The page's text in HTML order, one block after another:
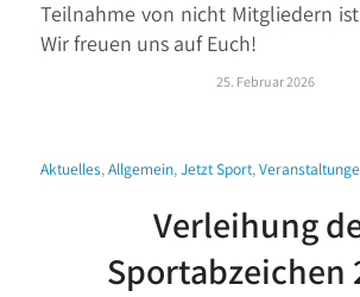
Teilnahme von nicht Mitgliedern
Wir freuen uns auf Euch!
25. Februar 2026
Aktuelles,Allgemein,Jetzt Sport,
Verleihung
Sportabzeichen